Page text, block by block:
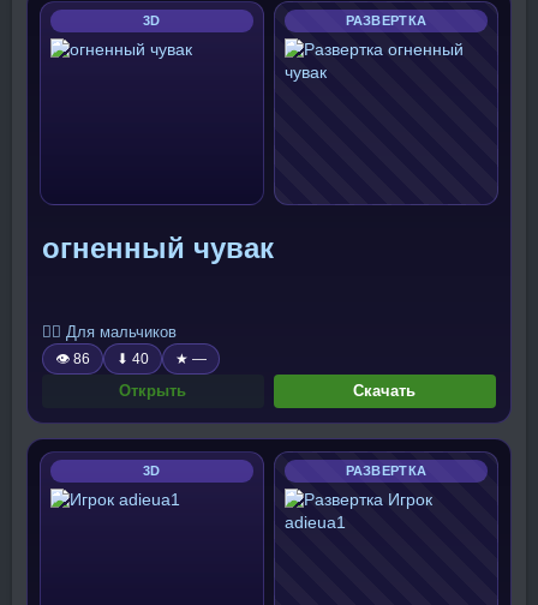
3D РАЗВЕРТКА
огненный чувак
🧍‍♂️ Для мальчиков
👁 86 ⬇ 40 ★ —
Открыть Скачать
3D РАЗВЕРТКА